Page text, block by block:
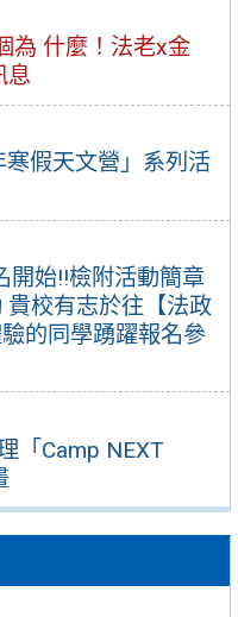
為 什麼！法老x金
息
假天文營」系列活
開始!!檢附活動簡章
校有志於往【法政
的同學踴躍報名參
「Camp NEXT